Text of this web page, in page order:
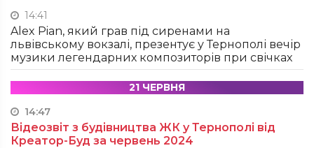
14:41
Alex Pian, який грав під сиренами на
львівському вокзалі, презентує у Тернополі вечір
музики легендарних композиторів при свічках
21 ЧЕРВНЯ
14:47
Відеозвіт з будівництва ЖК у Тернополі від
Креатор-Буд за червень 2024